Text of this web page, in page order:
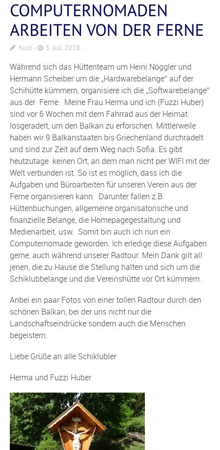
COMPUTERNOMADEN
ARBEITEN VON DER FERNE
fuzzi 5. Juli 2018
Während sich das Hüttenteam um Heini Noggler und
Hermann Scheiber um die „Hardwarebelange“ auf der
Schihütte kümmern, organisiere ich die „Softwarebelange“
aus der Ferne. Meine Frau Herma und ich (Fuzzi Huber)
sind vor 6 Wochen mit dem Fahrrad aus der Heimat
losgeradelt, um den Balkan zu erforschen. Mittlerweile
haben wir 9 Balkanstaaten bis Griechenland durchradelt
und sind zur Zeit auf dem Weg nach Sofia. Es gibt
heutzutage keinen Ort, an dem man nicht per WIFI mit der
Welt verbunden ist. So ist es möglich, dass ich die
Aufgaben und Büroarbeiten für unseren Verein aus der
Ferne organisieren kann. Darunter fallen z.B.
Hüttenbuchungen, allgemeine organisatorische und
finanzielle Belange, die Homepagegestaltung und
Medienarbeit, usw. Somit bin auch ich nun ein
Computernomade geworden. Ich erledige diese Aufgaben
gerne, auch während unserer Radtour. Mein Dank gilt all
jenen, die zu Hause die Stellung halten und sich um die
Schiklubbelange und die Vereinshütte vor Ort kümmern.
Anbei ein paar Fotos von einer tollen Radtour durch den
schönen Balkan, bei der uns nicht nur die
Landschaftseindrücke sondern auch die Menschen
begeistern.
Liebe Grüße an alle Schiklubler
Herma und Fuzzi Huber